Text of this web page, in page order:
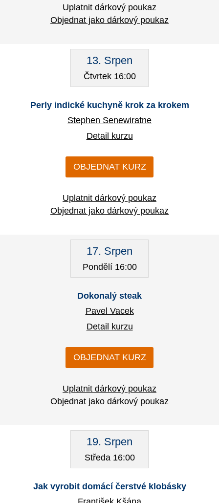
Uplatnit dárkový poukaz
Objednat jako dárkový poukaz
13. Srpen
Čtvrtek 16:00
Perly indické kuchyně krok za krokem
Stephen Senewiratne
Detail kurzu
OBJEDNAT KURZ
Uplatnit dárkový poukaz
Objednat jako dárkový poukaz
17. Srpen
Pondělí 16:00
Dokonalý steak
Pavel Vacek
Detail kurzu
OBJEDNAT KURZ
Uplatnit dárkový poukaz
Objednat jako dárkový poukaz
19. Srpen
Středa 16:00
Jak vyrobit domácí čerstvé klobásky